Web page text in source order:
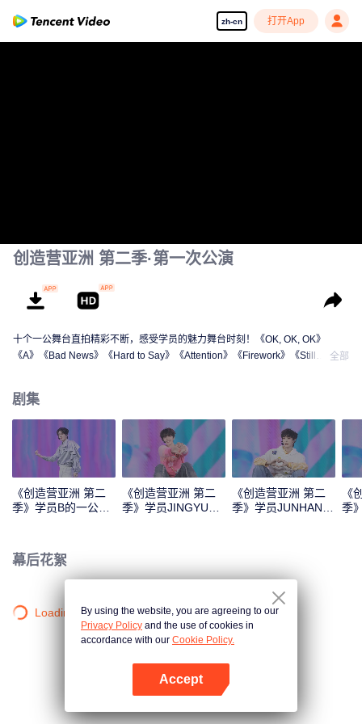
zh-cn 打开App
创造营亚洲 第二季·第一次公演
十个一公舞台直拍精彩不断，感受学员的魅力舞台时刻！《OK, OK, OK》
《A》《Bad News》《Hard to Say》《Attention》《Firework》《Still
全部
剧集
《创造营亚洲 第二
季》学员B的一公直
《创造营亚洲 第二
季》学员JINGYU的
《创造营亚洲 第二
季》学员JUNHAN的
《
季
幕后花絮
Loading…By using the website, you are agreeing to our
Privacy Policy and the use of cookies in
accordance with our Cookie Policy.
Accept